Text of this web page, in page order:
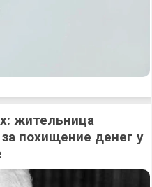
жительница
похищение денег у